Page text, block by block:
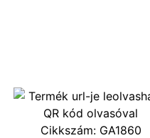
Cikkszám: GA1860